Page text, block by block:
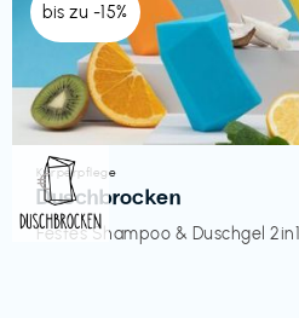
bis zu -15%
Körperpflege
Duschbrocken
Festes Shampoo & Duschgel 2in1
€‎